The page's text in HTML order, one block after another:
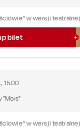
w wersji teatralnej
bilet
, 15.00
"Mors"
w wersji teatralnej